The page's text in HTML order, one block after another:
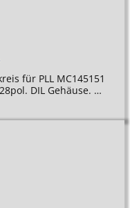
für PLL MC145151
DIL Gehäuse. …